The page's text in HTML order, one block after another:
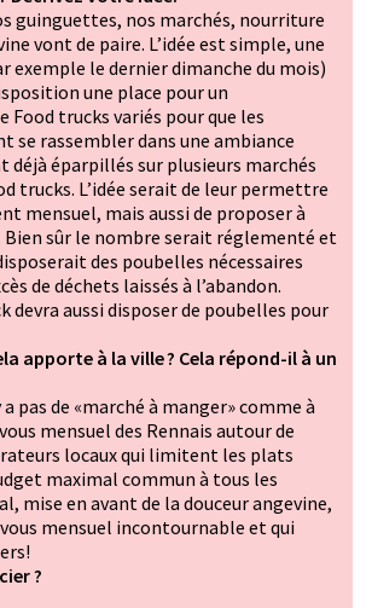
guinguettes, nos marchés, nourriture
vont de paire. L’idée est simple, une
exemple le dernier dimanche du mois)
une place pour un
Food trucks variés pour que les
se rassembler dans une ambiance
déjà éparpillés sur plusieurs marchés
trucks. L’idée serait de leur permettre
mensuel, mais aussi de proposer à
Bien sûr le nombre serait réglementé et
des poubelles nécessaires
de déchets laissés à l’abandon.
devra aussi disposer de poubelles pour
apporte à la ville ? Cela répond-il à un
pas de «marché à manger» comme à
mensuel des Rennais autour de
locaux qui limitent les plats
maximal commun à tous les
mise en avant de la douceur angevine,
mensuel incontournable et qui
?